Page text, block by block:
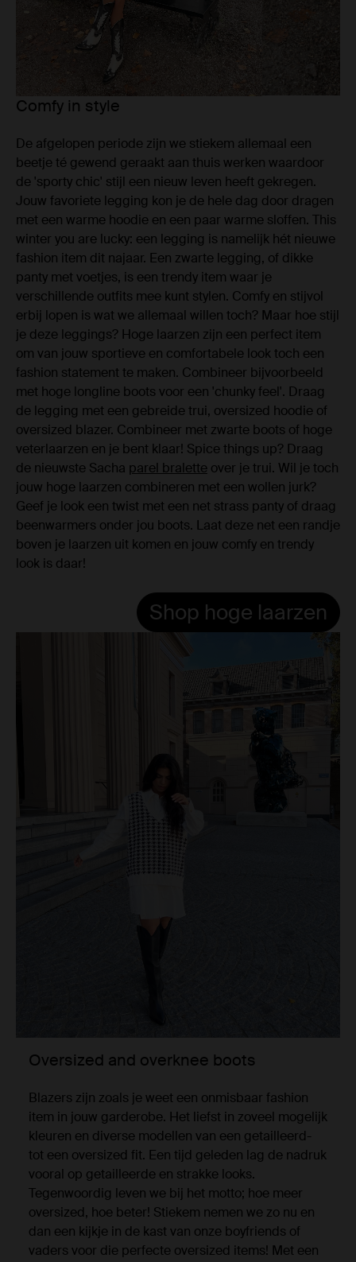
Comfy in style
De afgelopen periode zijn we stiekem allemaal een
beetje té gewend geraakt aan thuis werken waardoor
de 'sporty chic' stijl een nieuw leven heeft gekregen.
Jouw favoriete legging kon je de hele dag door dragen
met een warme hoodie en een paar warme sloffen. This
winter you are lucky: een legging is namelijk hét nieuwe
fashion item dit najaar. Een zwarte legging, of dikke
panty met voetjes, is een trendy item waar je
verschillende outfits mee kunt stylen. Comfy en stijvol
erbij lopen is wat we allemaal willen toch? Maar hoe stijl
je deze leggings? Hoge laarzen zijn een perfect item
om van jouw sportieve en comfortabele look toch een
fashion statement te maken. Combineer bijvoorbeeld
met hoge longline boots voor een 'chunky feel'. Draag
de legging met een gebreide trui, oversized hoodie of
oversized blazer. Combineer met zwarte boots of hoge
veterlaarzen en je bent klaar! Spice things up? Draag
de nieuwste Sacha parel bralette over je trui. Wil je toch
jouw hoge laarzen combineren met een wollen jurk?
Geef je look een twist met een net strass panty of draag
beenwarmers onder jou boots. Laat deze net een randje
boven je laarzen uit komen en jouw comfy en trendy
look is daar!
Shop hoge laarzen
Oversized and overknee boots
Blazers zijn zoals je weet een onmisbaar fashion
item in jouw garderobe. Het liefst in zoveel mogelijk
kleuren en diverse modellen van een getailleerd-
tot een oversized fit. Een tijd geleden lag de nadruk
vooral op getailleerde en strakke looks.
Tegenwoordig leven we bij het motto; hoe meer
oversized, hoe beter! Stiekem nemen we zo nu en
dan een kijkje in de kast van onze boyfriends of
vaders voor die perfecte oversized items! Met een